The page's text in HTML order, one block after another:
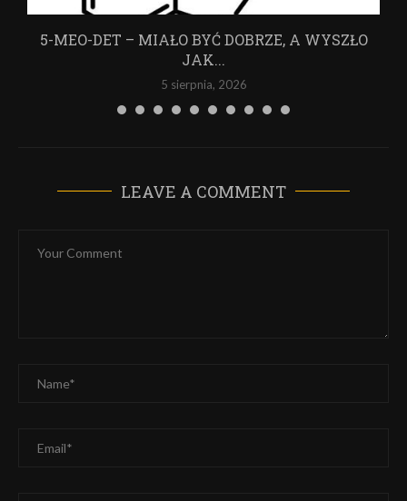
5-MEO-DET – MIAŁO BYĆ DOBRZE, A WYSZŁO
JAK...
5 sierpnia, 2026
LEAVE A COMMENT